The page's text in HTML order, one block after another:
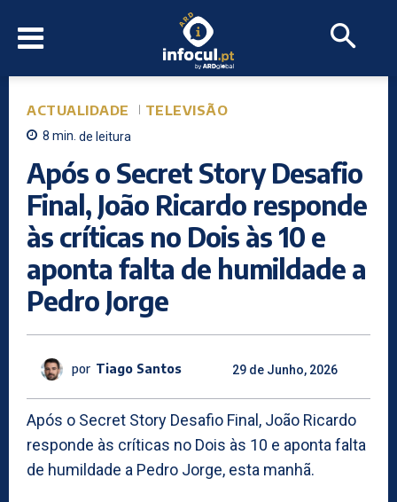
ACTUALIDADE TELEVISÃO
8 min. de leitura
Após o Secret Story Desafio
Final, João Ricardo responde
às críticas no Dois às 10 e
aponta falta de humildade a
Pedro Jorge
por Tiago Santos 29 de Junho, 2026
Após o Secret Story Desafio Final, João Ricardo
responde às críticas no Dois às 10 e aponta falta
de humildade a Pedro Jorge, esta manhã.